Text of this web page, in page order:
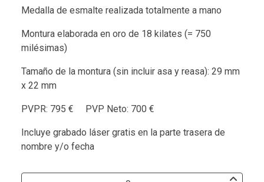
Medalla de esmalte realizada totalmente a mano
Montura elaborada en oro de 18 kilates (= 750
milésimas)
Tamaño de la montura (sin incluir asa y reasa): 29 mm
x 22 mm
PVPR: 795 € PVP Neto: 700 €
Incluye grabado láser gratis en la parte trasera de
nombre y/o fecha